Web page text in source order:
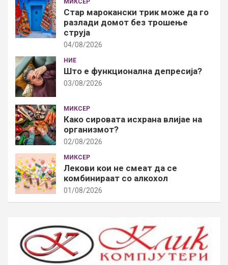
МИКСЕР
Стар марокански трик може да го
разлади домот без трошење
струја
04/08/2026
НИЕ
Што е функционална депресија?
03/08/2026
МИКСЕР
Како сировата исхрана влијае на
организмот?
02/08/2026
МИКСЕР
Лекови кои не смеат да се
комбинираат со алкохол
01/08/2026